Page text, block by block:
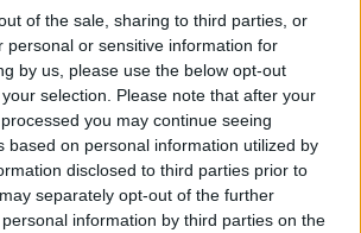
of the sale, sharing to third parties, or
personal or sensitive information for
by us, please use the below opt-out
selection. Please note that after your
you may continue seeing
based on personal information utilized by
disclosed to third parties prior to
separately opt-out of the further
information by third parties on the
és a piros zászlónak
Vandoorne